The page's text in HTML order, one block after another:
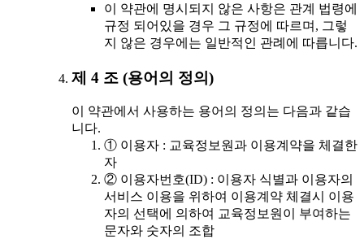
이 약관에 명시되지 않은 사항은 관계 법령에
규정 되어있을 경우 그 규정에 따르며, 그렇
지 않은 경우에는 일반적인 관례에 따릅니다.
제 4 조 (용어의 정의)
이 약관에서 사용하는 용어의 정의는 다음과 같습
니다.
① 이용자 : 교육정보원과 이용계약을 체결한
자
② 이용자번호(ID) : 이용자 식별과 이용자의
서비스 이용을 위하여 이용계약 체결시 이용
자의 선택에 의하여 교육정보원이 부여하는
문자와 숫자의 조합